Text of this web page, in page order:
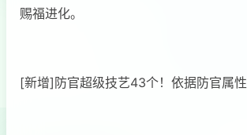
赐福进化。
[新增]防官超级技艺43个！依据防官属性